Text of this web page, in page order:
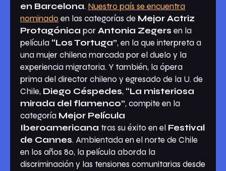
en Barcelona. Nuestro país se encuentra
nominado en las categorías de Mejor Actriz
Protagónica por Antonia Zegers en la
película “Los Tortuga”, en la que interpreta a
una mujer chilena marcada por el duelo y la
experiencia migratoria. Y también, la ópera
prima del director chileno y egresado de la U. de
Chile, Diego Céspedes, “La misteriosa
mirada del flamenco”, compite en la
categoría Mejor Película
Iberoamericana tras su éxito en el Festival
de Cannes. Ambientada en el norte de Chile
en los años 80, la película aborda la
discriminación y las tensiones comunitarias desde